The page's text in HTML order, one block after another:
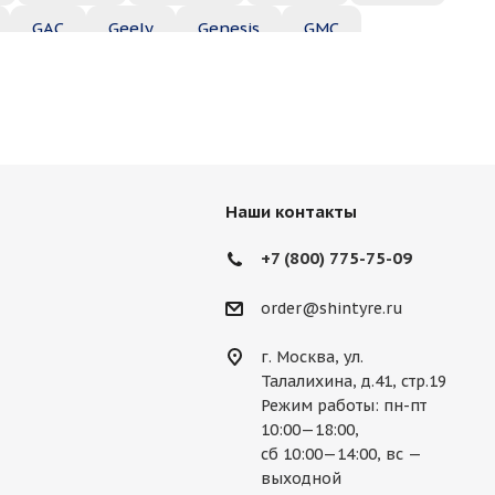
GAC Geely Genesis GMC
Renault Rolls-Royce
Suzuki Tesla
Наши контакты
+7 (800) 775-75-09
order@shintyre.ru
г. Москва, ул.
Талалихина, д.41, стр.19
Режим работы: пн-пт
10:00—18:00,
сб 10:00—14:00, вс —
выходной